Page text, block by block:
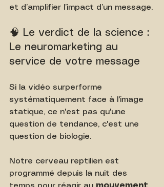
et d’amplifier l’impact d’un message.
🧠 Le verdict de la science :
Le neuromarketing au
service de votre message
Si la vidéo surperforme
systématiquement face à l'image
statique, ce n'est pas qu'une
question de tendance, c'est une
question de biologie.
Notre cerveau reptilien est
programmé depuis la nuit des